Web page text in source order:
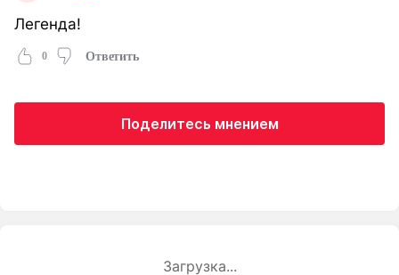
Легенда!
0 Ответить
Поделитесь мнением
Загрузка...